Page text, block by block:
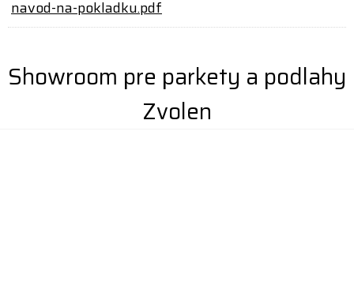
navod-na-pokladku.pdf
Showroom pre parkety a podlahy
Zvolen